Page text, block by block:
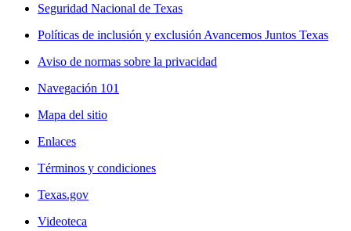
Seguridad Nacional de Texas
Políticas de inclusión y exclusión Avancemos Juntos Texas
Aviso de normas sobre la privacidad
Navegación 101
Mapa del sitio
Enlaces
Términos y condiciones
Texas.gov
Videoteca